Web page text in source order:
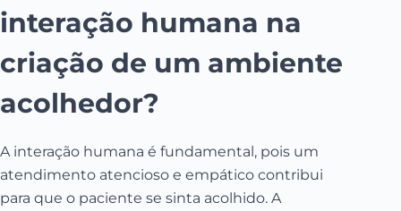
interação humana na
criação de um ambiente
acolhedor?
A interação humana é fundamental, pois um
atendimento atencioso e empático contribui
para que o paciente se sinta acolhido. A